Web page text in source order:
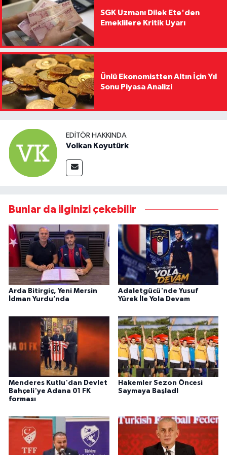
SGK Uzmanı Dilek Ete'den
Emeklilere Kritik Uyarı
Ünlü Ekonomistten Altın İçin Yıl
Sonu Piyasa Analizi
EDITÖR HAKKINDA
Volkan Koyutürk
Bunlar da ilginizi çekebilir
Arda Bitirgiç, Yeni Mersin
İdman Yurdu’nda
Adaletgücü'nde Yusuf
Yürek İle Yola Devam
Menderes Kutlu'dan Devlet
Bahçeli'ye Adana 01 FK
forması
Hakemler Sezon Öncesi
Saymaya BaşladI